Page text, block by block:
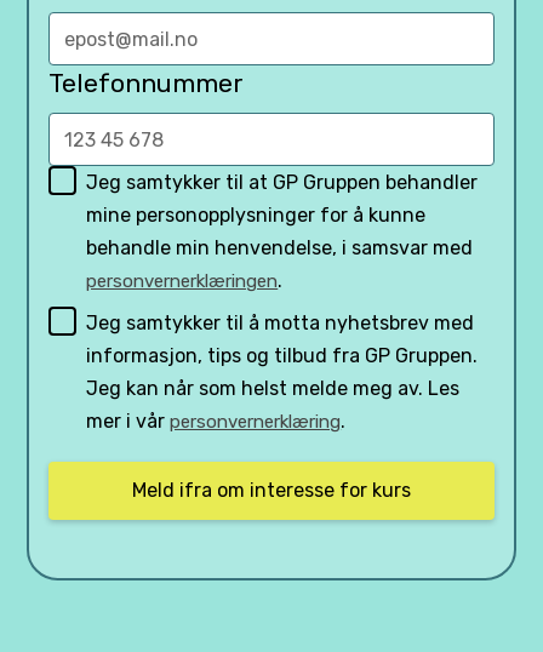
Telefonnummer
Jeg samtykker til at GP Gruppen behandler
mine personopplysninger for å kunne
behandle min henvendelse, i samsvar med
personvernerklæringen.
Jeg samtykker til å motta nyhetsbrev med
informasjon, tips og tilbud fra GP Gruppen.
Jeg kan når som helst melde meg av. Les
mer i vårpersonvernerklæring.